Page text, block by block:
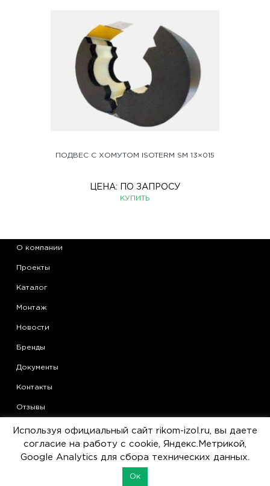
ПОДВЕС С ХОМУТОМ ISOTERM SM 13×015
ЦЕНА: ПО ЗАПРОСУ
КУПИТЬ
О компании
Проекты
Каталог
Монтаж
Новости
Бренды
Документы
Контакты
Отзывы
Области применения теплоизоляции Armaflex
Статьи
Политика конфиденциальности
Используя официальный сайт rikom-izol.ru, вы даете
согласие на работу с cookie, Яндекс.Метрикой,
Google Analytics для сбора технических данных.
Ок